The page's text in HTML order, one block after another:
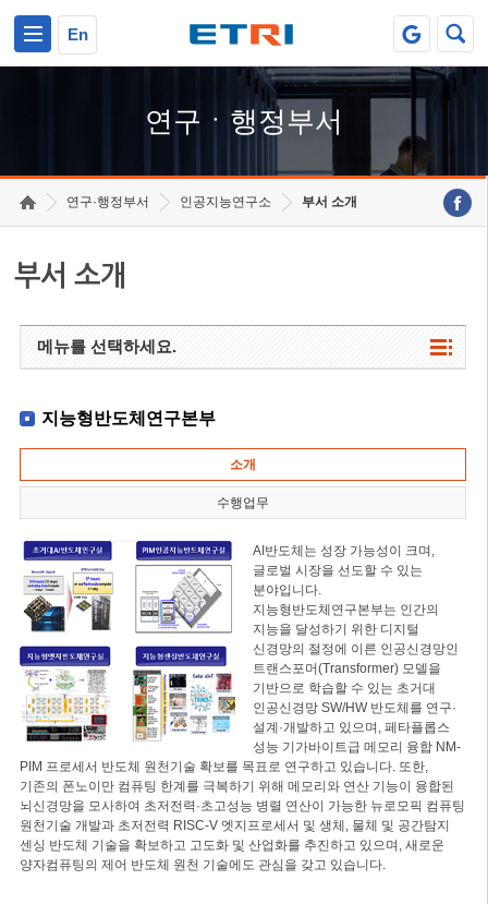
En
연구ㆍ행정부서
연구·행정부서 인공지능연구소 부서 소개
부서 소개
메뉴를 선택하세요.
지능형반도체연구본부
소개
수행업무
AI반도체는 성장 가능성이 크며,
글로벌 시장을 선도할 수 있는
분야입니다.
지능형반도체연구본부는 인간의
지능을 달성하기 위한 디지털
신경망의 절정에 이른 인공신경망인
트랜스포머(Transformer) 모델을
기반으로 학습할 수 있는 초거대
인공신경망 SW/HW 반도체를 연구·
설계·개발하고 있으며, 페타플롭스
성능 기가바이트급 메모리 융합 NM-
PIM 프로세서 반도체 원천기술 확보를 목표로 연구하고 있습니다. 또한,
기존의 폰노이만 컴퓨팅 한계를 극복하기 위해 메모리와 연산 기능이 융합된
뇌신경망을 모사하여 초저전력·초고성능 병렬 연산이 가능한 뉴로모픽 컴퓨팅
원천기술 개발과 초저전력 RISC-V 엣지프로세서 및 생체, 물체 및 공간탐지
센싱 반도체 기술을 확보하고 고도화 및 산업화를 추진하고 있으며, 새로운
양자컴퓨팅의 제어 반도체 원천 기술에도 관심을 갖고 있습니다.